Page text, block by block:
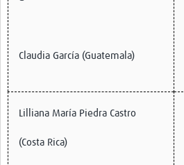
Claudia García (Guatemala)
Lilliana María Piedra Castro
(Costa Rica)